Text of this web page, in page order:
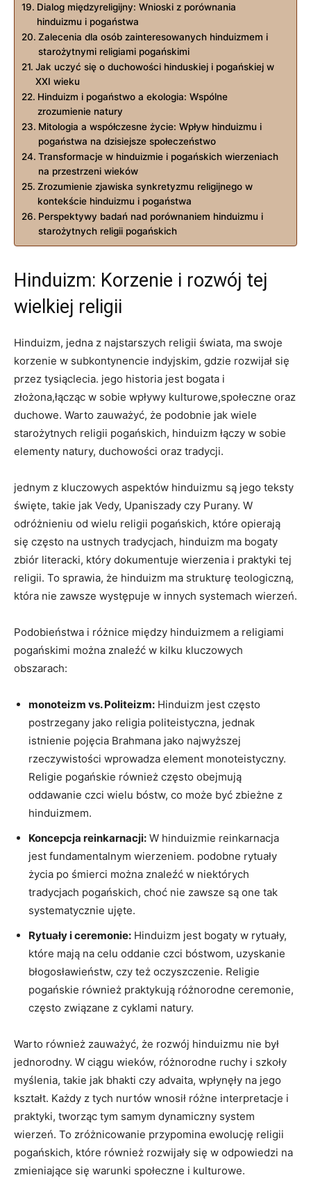
Dialog międzyreligijny: Wnioski z porównania
hinduizmu i pogaństwa
Zalecenia dla osób zainteresowanych hinduizmem i
starożytnymi religiami pogańskimi
Jak uczyć się o duchowości hinduskiej i pogańskiej w
XXI wieku
Hinduizm i pogaństwo a ekologia: Wspólne
zrozumienie natury
Mitologia a współczesne życie: Wpływ hinduizmu i
pogaństwa na dzisiejsze społeczeństwo
Transformacje w hinduizmie i pogańskich wierzeniach
na przestrzeni wieków
Zrozumienie zjawiska synkretyzmu religijnego w
kontekście hinduizmu i pogaństwa
Perspektywy badań nad porównaniem hinduizmu i
starożytnych religii pogańskich
Hinduizm: Korzenie i rozwój tej
wielkiej religii
Hinduizm, jedna z najstarszych religii świata, ma swoje
korzenie w subkontynencie indyjskim, gdzie rozwijał się
przez tysiąclecia. jego historia jest bogata i
złożona,łącząc w sobie wpływy kulturowe,społeczne oraz
duchowe. Warto zauważyć, że podobnie jak wiele
starożytnych religii pogańskich, hinduizm łączy w sobie
elementy natury, duchowości oraz tradycji.
jednym z kluczowych aspektów hinduizmu są jego teksty
święte, takie jak Vedy, Upaniszady czy Purany. W
odróżnieniu od wielu religii pogańskich, które opierają
się często na ustnych tradycjach, hinduizm ma bogaty
zbiór literacki, który dokumentuje wierzenia i praktyki tej
religii. To sprawia, że hinduizm ma strukturę teologiczną,
która nie zawsze występuje w innych systemach wierzeń.
Podobieństwa i różnice między hinduizmem a religiami
pogańskimi można znaleźć w kilku kluczowych
obszarach:
monoteizm vs. Politeizm: Hinduizm jest często
postrzegany jako religia politeistyczna, jednak
istnienie pojęcia Brahmana jako najwyższej
rzeczywistości wprowadza element monoteistyczny.
Religie pogańskie również często obejmują
oddawanie czci wielu bóstw, co może być zbieżne z
hinduizmem.
Koncepcja reinkarnacji: W hinduizmie reinkarnacja
jest fundamentalnym wierzeniem. podobne rytuały
życia po śmierci można znaleźć w niektórych
tradycjach pogańskich, choć nie zawsze są one tak
systematycznie ujęte.
Rytuały i ceremonie: Hinduizm jest bogaty w rytuały,
które mają na celu oddanie czci bóstwom, uzyskanie
błogosławieństw, czy też oczyszczenie. Religie
pogańskie również praktykują różnorodne ceremonie,
często związane z cyklami natury.
Warto również zauważyć, że rozwój hinduizmu nie był
jednorodny. W ciągu wieków, różnorodne ruchy i szkoły
myślenia, takie jak bhakti czy advaita, wpłynęły na jego
kształt. Każdy z tych nurtów wnosił różne interpretacje i
praktyki, tworząc tym samym dynamiczny system
wierzeń. To zróżnicowanie przypomina ewolucję religii
pogańskich, które również rozwijały się w odpowiedzi na
zmieniające się warunki społeczne i kulturowe.